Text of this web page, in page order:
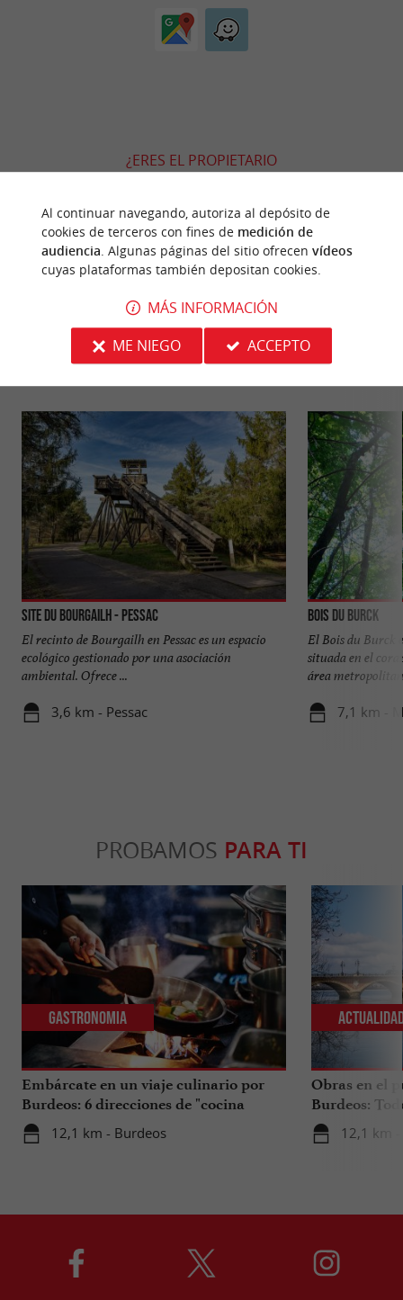
¿ERES EL PROPIETARIO
DE SU ARCHIVO Y MODIFÍQUELO
SEGÚN SUS DESEOS...
PARA DESCUBRIRALREDEDOR
Descubrir Información Alojamiento
Site du Bourgailh - Pessac
El recinto de Bourgailh en Pessac es un espacio
ecológico gestionado por una asociación
ambiental. Ofrece ...
3,6 km - Pessac
Bois du Burck
El Bois du Burck
situada en el
área
7,1 km -
PROBAMOS PARA TI
Embárcate en un viaje culinario por
Burdeos: 6 direcciones de "cocina
internacional"
12,1 km - Burdeos
Gastronomia
Obras en el
Burdeos:
tus viajes en
12,1 km
Al continuar navegando, autoriza al depósito de
cookies de terceros con fines de medición de
audiencia. Algunas páginas del sitio ofrecen vídeos
cuyas plataformas también depositan cookies.
MÁS INFORMACIÓN
ME NIEGO
ACCEPTO